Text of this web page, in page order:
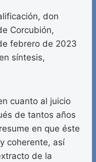
don
Corcubión,
febrero de 2023
síntesis,
cuanto al juicio
de tantos años
en que éste
coherente, así
de la